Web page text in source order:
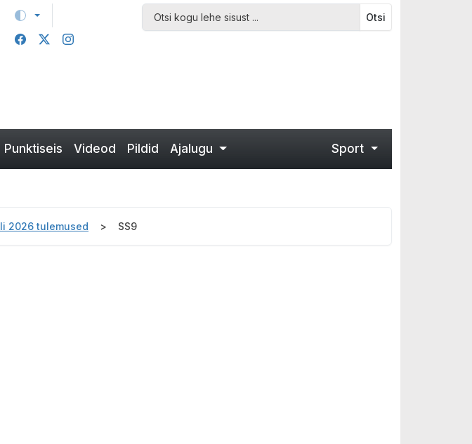
Otsi
Punktiseis Videod Pildid Ajalugu Sport
2026 tulemused SS9